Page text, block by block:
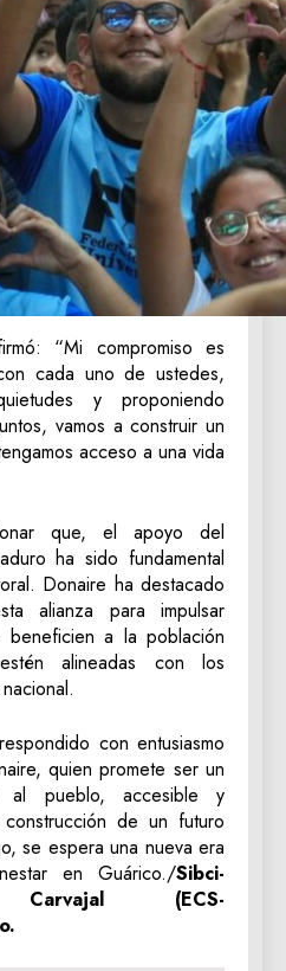
“Mi compromiso es
cada uno de ustedes,
y proponiendo
vamos a construir un
acceso a una vida
que, el apoyo del
ha sido fundamental
Donaire ha destacado
alianza para impulsar
a la población
alineadas con los
con entusiasmo
quien promete ser un
al pueblo, accesible y
de un futuro
se espera una nueva era
en Guárico./Sibci-
(ECS-